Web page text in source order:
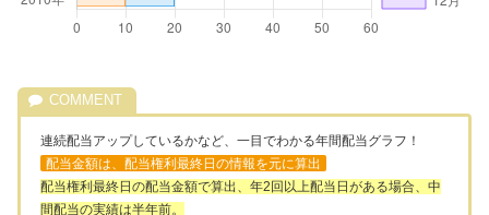
連続配当アップしているかなど、一目でわかる年間配当グラフ！
配当金額は、配当権利最終日の情報を元に算出
配当権利最終日の配当金額で算出、年2回以上配当日がある場合、中
間配当の実績は半年前。